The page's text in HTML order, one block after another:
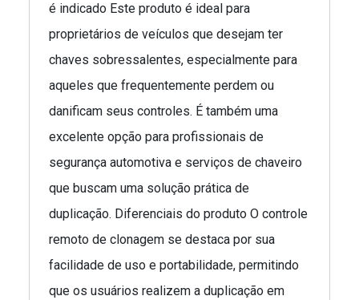
é indicado Este produto é ideal para
proprietários de veículos que desejam ter
chaves sobressalentes, especialmente para
aqueles que frequentemente perdem ou
danificam seus controles. É também uma
excelente opção para profissionais de
segurança automotiva e serviços de chaveiro
que buscam uma solução prática de
duplicação. Diferenciais do produto O controle
remoto de clonagem se destaca por sua
facilidade de uso e portabilidade, permitindo
que os usuários realizem a duplicação em